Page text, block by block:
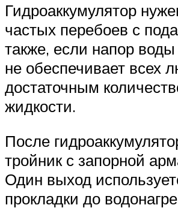
Гидроаккумулятор
частых перебоев с
также, если напор
не обеспечивает всех
достаточным
жидкости.
После
тройник с запорной
Один выход
прокладки до